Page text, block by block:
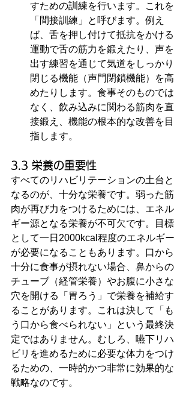
すための訓練を行います。これを
「間接訓練」と呼びます。例え
ば、舌を押し付けて抵抗をかける
運動で舌の筋力を鍛えたり、声を
出す練習を通じて気道をしっかり
閉じる機能（声門閉鎖機能）を高
めたりします。食事そのものでは
なく、飲み込みに関わる筋肉を直
接鍛え、機能の根本的な改善を目
指します。
3.3 栄養の重要性
すべてのリハビリテーションの土台と
なるのが、十分な栄養です。弱った筋
肉が再び力をつけるためには、エネル
ギー源となる栄養が不可欠です。目標
として一日2000kcal程度のエネルギー
が必要になることもあります。口から
十分に食事が摂れない場合、鼻からの
チューブ（経管栄養）やお腹に小さな
穴を開ける「胃ろう」で栄養を補給す
ることがあります。これは決して「も
う口から食べられない」という最終決
定ではありません。むしろ、嚥下リハ
ビリを進めるために必要な体力をつけ
るための、一時的かつ非常に効果的な
戦略なのです。